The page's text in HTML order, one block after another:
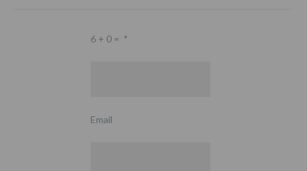
6 + 0 = *
Email